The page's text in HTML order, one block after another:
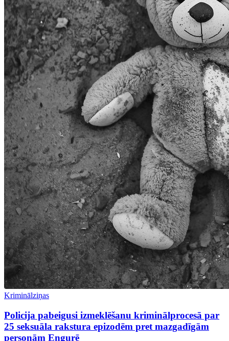
Kriminālziņas
Policija pabeigusi izmeklēšanu kriminālprocesā par
25 seksuāla rakstura epizodēm pret mazgadīgām
personām Engurē